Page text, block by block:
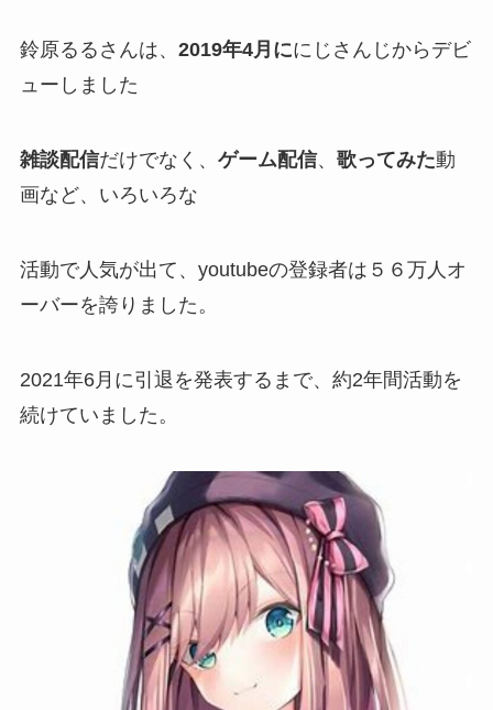
鈴原るるさんは、 2019年4月ににじさんじからデビ
ューしました
雑談配信だけでなく、 ゲーム配信、 歌ってみた動
画など、いろいろな
活動で人気が出て、youtubeの登録者は ５６万人オ
ーバーを誇りました。
2021年6月に引退を発表するまで、約2年間活動を
続けていました。